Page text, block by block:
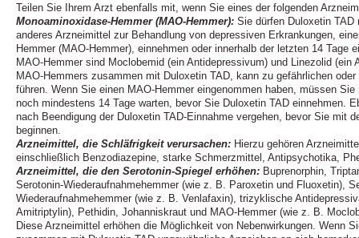
Teilen Sie Ihrem Arzt ebenfalls mit, wenn Sie eines der folgenden
Monoaminoxidase-Hemmer (MAO-Hemmer): Sie dürfen Duloxetin
anderes Arzneimittel zur Behandlung von depressiven Erkrankungen,
Hemmer (MAO-Hemmer), einnehmen oder innerhalb der letzten 14 Tage
MAO-Hemmer sind Moclobemid (ein Antidepressivum) und Linezolid (ein
MAO-Hemmers zusammen mit Duloxetin TAD, kann zu gefährlichen
führen. Wenn Sie einen MAO-Hemmer eingenommen haben, müssen
noch mindestens 14 Tage warten, bevor Sie Duloxetin TAD einnehmen.
nach Beendigung der Duloxetin TAD-Einnahme vergehen, bevor Sie mit
beginnen.
Arzneimittel, die Schläfrigkeit verursachen: Hierzu gehören
einschließlich Benzodiazepine, starke Schmerzmittel, Antipsychotika,
Arzneimittel, die den Serotonin-Spiegel erhöhen: Buprenorphin,
Serotonin-Wiederaufnahmehemmer (wie z. B. Paroxetin und Fluoxetin),
Wiederaufnahmehemmer (wie z. B. Venlafaxin), trizyklische
Amitriptylin), Pethidin, Johanniskraut und MAO-Hemmer (wie z. B.
Diese Arzneimittel erhöhen die Möglichkeit von Nebenwirkungen. Wenn